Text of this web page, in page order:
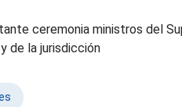
ceremonia ministros del
de la jurisdicción